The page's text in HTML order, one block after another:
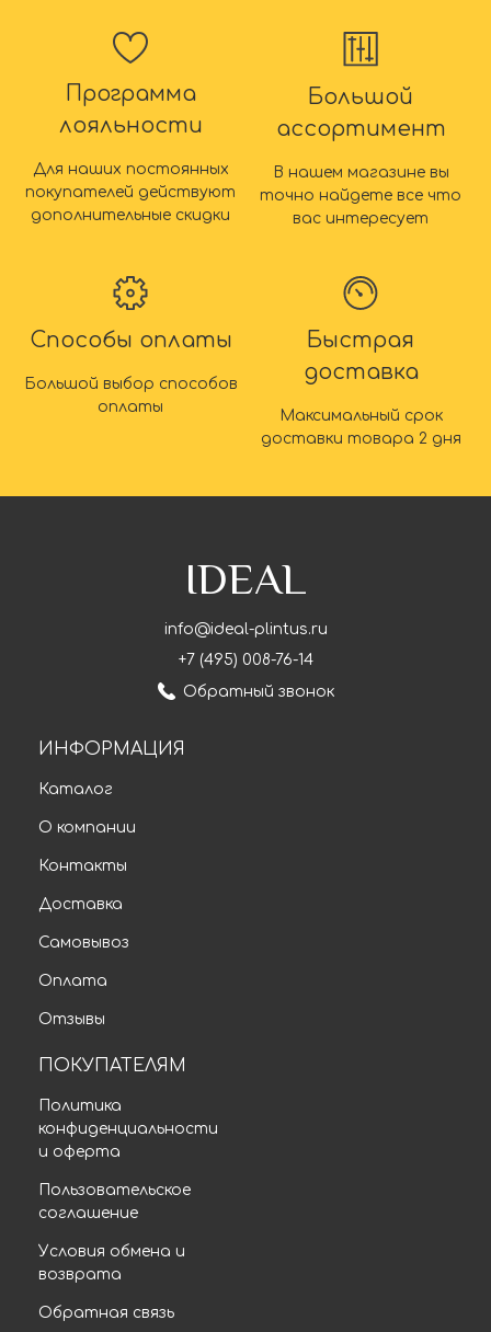
Программа
лояльности
Для наших постоянных
покупателей действуют
дополнительные скидки
Большой
ассортимент
В нашем магазине вы
точно найдете все что
вас интересует
Способы оплаты
Большой выбор способов
оплаты
Быстрая
доставка
Максимальный срок
доставки товара 2 дня
IDEAL
info@ideal-plintus.ru
+7 (495) 008-76-14
Обратный звонок
ИНФОРМАЦИЯ
Каталог
О компании
Контакты
Доставка
Самовывоз
Оплата
Отзывы
ПОКУПАТЕЛЯМ
Политика
конфиденциальности
и оферта
Пользовательское
соглашение
Условия обмена и
возврата
Обратная связь